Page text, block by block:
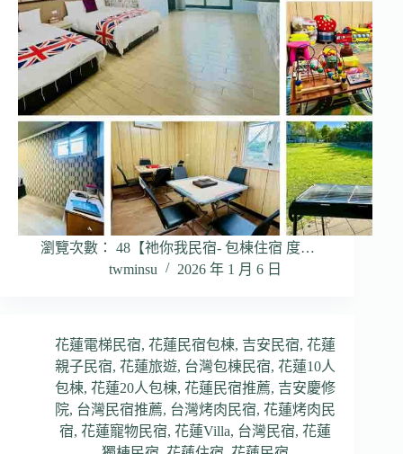
瀏覽次數： 48【祂你我民宿- 包棟住宿 度…
twminsu
2026 年 1 月 6 日
花蓮電梯民宿,花蓮民宿包棟, 吉安民宿,花蓮
親子民宿,花蓮旅遊, 台灣包棟民宿,花蓮10人
包棟,花蓮20人包棟,花蓮民宿推薦, 吉安慶修
院, 台灣民宿推薦, 台灣烤肉民宿,花蓮烤肉民
宿,花蓮寵物民宿,花蓮Villa, 台灣民宿,花蓮